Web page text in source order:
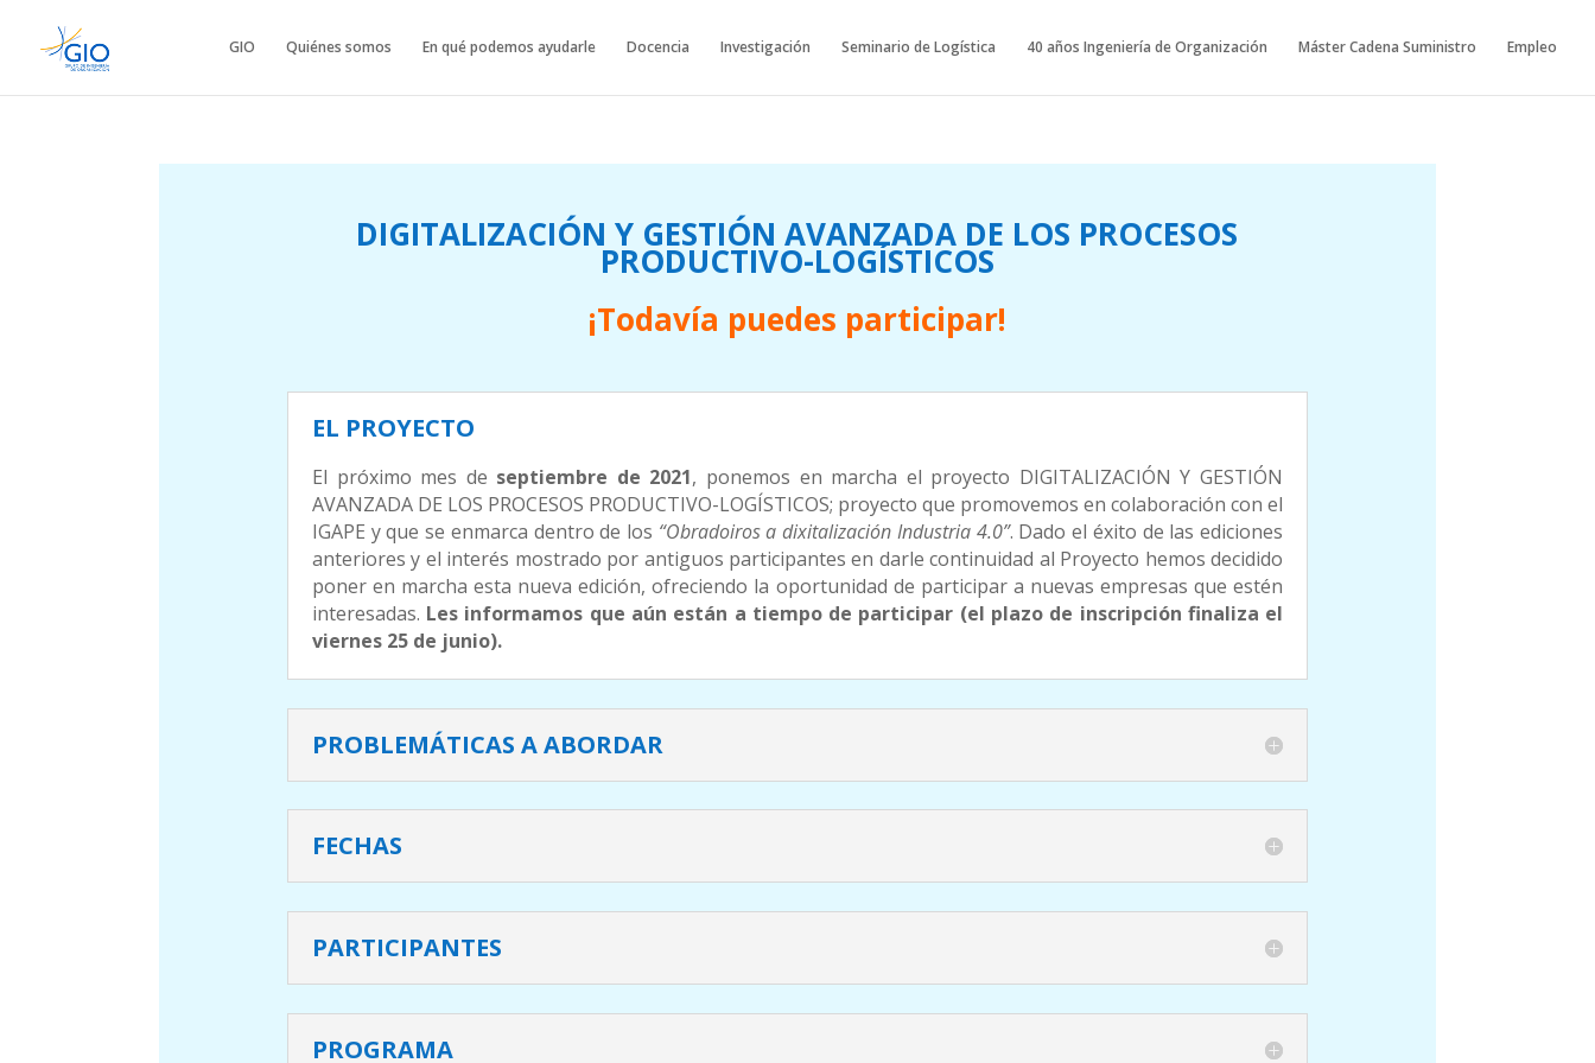
GIO Quiénes somos En qué podemos ayudarle Docencia Investigación Seminario de Logística 40 años Ingeniería de Organización Máster Cadena Suministro Empleo
DIGITALIZACIÓN Y GESTIÓN AVANZADA DE LOS PROCESOS
PRODUCTIVO-LOGÍSTICOS
¡Todavía puedes participar!
EL PROYECTO
El próximo mes de septiembre de 2021, ponemos en marcha el proyecto DIGITALIZACIÓN Y GESTIÓN
AVANZADA DE LOS PROCESOS PRODUCTIVO-LOGÍSTICOS; proyecto que promovemos en colaboración con el
IGAPE y que se enmarca dentro de los “Obradoiros a dixitalización Industria 4.0”. Dado el éxito de las ediciones
anteriores y el interés mostrado por antiguos participantes en darle continuidad al Proyecto hemos decidido
poner en marcha esta nueva edición, ofreciendo la oportunidad de participar a nuevas empresas que estén
interesadas. Les informamos que aún están a tiempo de participar (el plazo de inscripción finaliza el
viernes 25 de junio).
PROBLEMÁTICAS A ABORDAR
FECHAS
PARTICIPANTES
PROGRAMA